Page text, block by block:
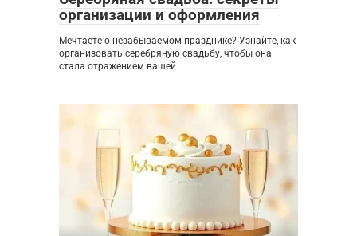
организации и оформления
Мечтаете о незабываемом празднике? Узнайте, как
организовать серебряную свадьбу, чтобы она
стала отражением вашей